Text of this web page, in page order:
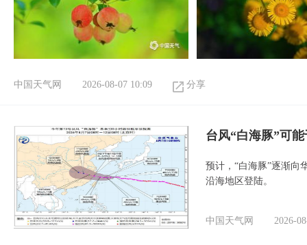
中国天气网 2026-08-07 10:09 分享
台风“白海豚”可
预计，“白海豚”逐渐向
沿海地区登陆。
中国天气网 2026-